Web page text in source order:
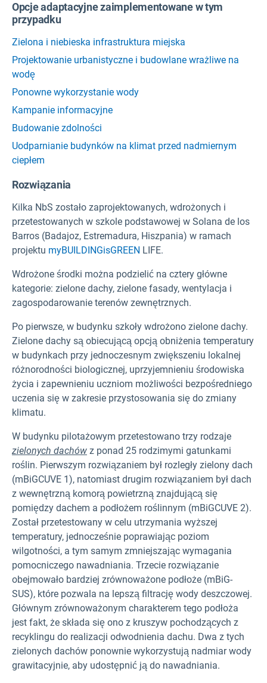
Opcje adaptacyjne zaimplementowane w tym
przypadku
Zielona i niebieska infrastruktura miejska
Projektowanie urbanistyczne i budowlane wrażliwe na
wodę
Ponowne wykorzystanie wody
Kampanie informacyjne
Budowanie zdolności
Uodparnianie budynków na klimat przed nadmiernym
ciepłem
Rozwiązania
Kilka NbS zostało zaprojektowanych, wdrożonych i
przetestowanych w szkole podstawowej w Solana de los
Barros (Badajoz, Estremadura, Hiszpania) w ramach
projektu myBUILDINGisGREEN LIFE.
Wdrożone środki można podzielić na cztery główne
kategorie: zielone dachy, zielone fasady, wentylacja i
zagospodarowanie terenów zewnętrznych.
Po pierwsze, w budynku szkoły wdrożono zielone dachy.
Zielone dachy są obiecującą opcją obniżenia temperatury
w budynkach przy jednoczesnym zwiększeniu lokalnej
różnorodności biologicznej, uprzyjemnieniu środowiska
życia i zapewnieniu uczniom możliwości bezpośredniego
uczenia się w zakresie przystosowania się do zmiany
klimatu.
W budynku pilotażowym przetestowano trzy rodzaje
zielonych dachów z ponad 25 rodzimymi gatunkami
roślin. Pierwszym rozwiązaniem był rozległy zielony dach
(mBiGCUVE 1), natomiast drugim rozwiązaniem był dach
z wewnętrzną komorą powietrzną znajdującą się
pomiędzy dachem a podłożem roślinnym (mBiGCUVE 2).
Został przetestowany w celu utrzymania wyższej
temperatury, jednocześnie poprawiając poziom
wilgotności, a tym samym zmniejszając wymagania
pomocniczego nawadniania. Trzecie rozwiązanie
obejmowało bardziej zrównoważone podłoże (mBiG-
SUS), które pozwala na lepszą filtrację wody deszczowej.
Głównym zrównoważonym charakterem tego podłoża
jest fakt, że składa się ono z kruszyw pochodzących z
recyklingu do realizacji odwodnienia dachu. Dwa z tych
zielonych dachów ponownie wykorzystują nadmiar wody
grawitacyjnie, aby udostępnić ją do nawadniania.